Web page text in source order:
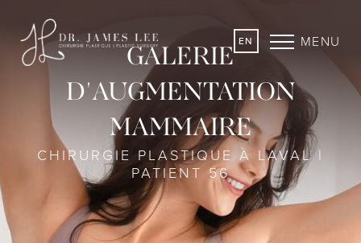
EN MENU
GALERIE
D'AUGMENTATION
MAMMAIRE
CHIRURGIE PLASTIQUE À LAVAL |
PATIENT 56